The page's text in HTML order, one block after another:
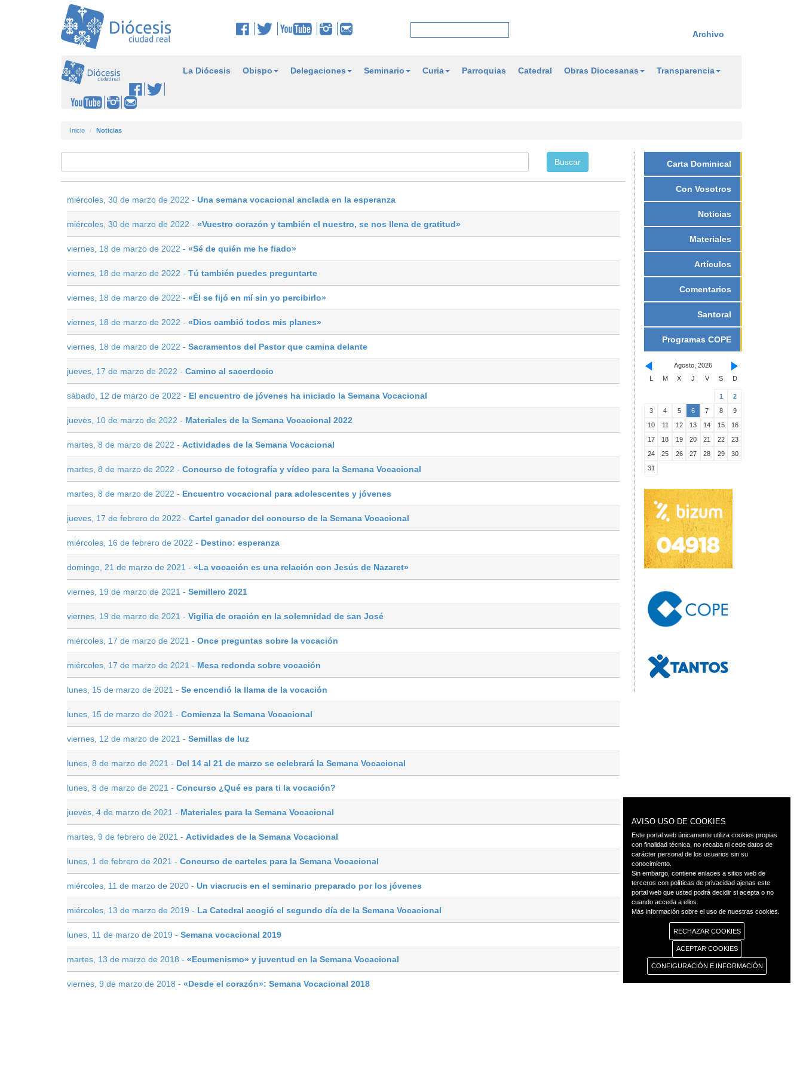
Archivo
La Diócesis Obispo Delegaciones Seminario Curia Parroquias Catedral Obras Diocesanas Transparencia
Inicio Noticias
miércoles, 30 de marzo de 2022 - Una semana vocacional anclada en la esperanza
miércoles, 30 de marzo de 2022 - «Vuestro corazón y también el nuestro, se nos llena de gratitud»
viernes, 18 de marzo de 2022 - «Sé de quién me he fiado»
viernes, 18 de marzo de 2022 - Tú también puedes preguntarte
viernes, 18 de marzo de 2022 - «Él se fijó en mí sin yo percibirlo»
viernes, 18 de marzo de 2022 - «Dios cambió todos mis planes»
viernes, 18 de marzo de 2022 - Sacramentos del Pastor que camina delante
jueves, 17 de marzo de 2022 - Camino al sacerdocio
sábado, 12 de marzo de 2022 - El encuentro de jóvenes ha iniciado la Semana Vocacional
jueves, 10 de marzo de 2022 - Materiales de la Semana Vocacional 2022
martes, 8 de marzo de 2022 - Actividades de la Semana Vocacional
martes, 8 de marzo de 2022 - Concurso de fotografía y vídeo para la Semana Vocacional
martes, 8 de marzo de 2022 - Encuentro vocacional para adolescentes y jóvenes
jueves, 17 de febrero de 2022 - Cartel ganador del concurso de la Semana Vocacional
miércoles, 16 de febrero de 2022 - Destino: esperanza
domingo, 21 de marzo de 2021 - «La vocación es una relación con Jesús de Nazaret»
viernes, 19 de marzo de 2021 - Semillero 2021
viernes, 19 de marzo de 2021 - Vigilia de oración en la solemnidad de san José
miércoles, 17 de marzo de 2021 - Once preguntas sobre la vocación
miércoles, 17 de marzo de 2021 - Mesa redonda sobre vocación
lunes, 15 de marzo de 2021 - Se encendió la llama de la vocación
lunes, 15 de marzo de 2021 - Comienza la Semana Vocacional
viernes, 12 de marzo de 2021 - Semillas de luz
lunes, 8 de marzo de 2021 - Del 14 al 21 de marzo se celebrará la Semana Vocacional
lunes, 8 de marzo de 2021 - Concurso ¿Qué es para ti la vocación?
jueves, 4 de marzo de 2021 - Materiales para la Semana Vocacional
martes, 9 de febrero de 2021 - Actividades de la Semana Vocacional
lunes, 1 de febrero de 2021 - Concurso de carteles para la Semana Vocacional
miércoles, 11 de marzo de 2020 - Un viacrucis en el seminario preparado por los jóvenes
miércoles, 13 de marzo de 2019 - La Catedral acogió el segundo día de la Semana Vocacional
lunes, 11 de marzo de 2019 - Semana vocacional 2019
martes, 13 de marzo de 2018 - «Ecumenismo» y juventud en la Semana Vocacional
viernes, 9 de marzo de 2018 - «Desde el corazón»: Semana Vocacional 2018
Carta Dominical
Con Vosotros
Noticias
Materiales
Artículos
Comentarios
Santoral
Programas COPE
Agosto, 2026
L
M X J V S D
1
2
3
4 5 6 7 8
9
10
11 12 13 14 15
16
17
18 19 20 21 22
23
24
25 26 27 28 29
30
31
AVISO USO DE COOKIES
Este portal web únicamente utiliza cookies propias
con finalidad técnica, no recaba ni cede datos de
carácter personal de los usuarios sin su
conocimiento.
Sin embargo, contiene enlaces a sitios web de
terceros con políticas de privacidad ajenas este
portal web que usted podrá decidir si acepta o no
cuando acceda a ellos.
Más información sobre el uso de nuestras cookies.
RECHAZAR COOKIES
ACEPTAR COOKIES
CONFIGURACIÓN E INFORMACIÓN